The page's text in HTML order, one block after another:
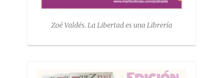
Zoé Valdés. La Libertad es una Librería